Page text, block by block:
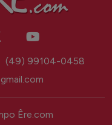
(49) 99104-0458
Êre.com